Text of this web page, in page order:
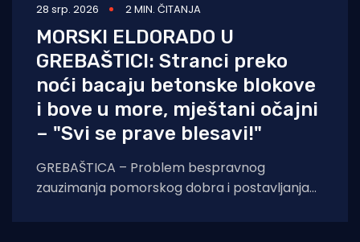
28 srp. 2026 2 MIN. ČITANJA
MORSKI ELDORADO U
GREBAŠTICI: Stranci preko
noći bacaju betonske blokove
i bove u more, mještani očajni
– "Svi se prave blesavi!"
GREBAŠTICA – Problem bespravnog
zauzimanja pomorskog dobra i postavljanja